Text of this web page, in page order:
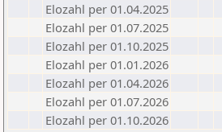
Elozahl per 01.04.2025
Elozahl per 01.07.2025
Elozahl per 01.10.2025
Elozahl per 01.01.2026
Elozahl per 01.04.2026
Elozahl per 01.07.2026
Elozahl per 01.10.2026